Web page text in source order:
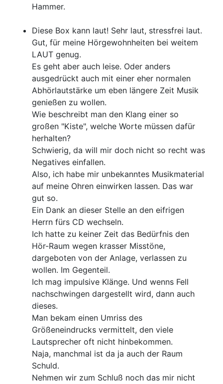
Hammer.
Diese Box kann laut! Sehr laut, stressfrei laut.
Gut, für meine Hörgewohnheiten bei weitem
LAUT genug.
Es geht aber auch leise. Oder anders
ausgedrückt auch mit einer eher normalen
Abhörlautstärke um eben längere Zeit Musik
genießen zu wollen.
Wie beschreibt man den Klang einer so
großen "Kiste", welche Worte müssen dafür
herhalten?
Schwierig, da will mir doch nicht so recht was
Negatives einfallen.
Also, ich habe mir unbekanntes Musikmaterial
auf meine Ohren einwirken lassen. Das war
gut so.
Ein Dank an dieser Stelle an den eifrigen
Herrn fürs CD wechseln.
Ich hatte zu keiner Zeit das Bedürfnis den
Hör-Raum wegen krasser Misstöne,
dargeboten von der Anlage, verlassen zu
wollen. Im Gegenteil.
Ich mag impulsive Klänge. Und wenns Fell
nachschwingen dargestellt wird, dann auch
dieses.
Man bekam einen Umriss des
Größeneindrucks vermittelt, den viele
Lautsprecher oft nicht hinbekommen.
Naja, manchmal ist da ja auch der Raum
Schuld.
Nehmen wir zum Schluß noch das mir nicht